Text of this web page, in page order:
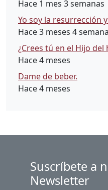
Hace 1 mes 3 semanas
Yo soy la resurrección
Hace 3 meses 4
¿Crees tú en el Hijo del
Hace 4 meses
Dame de beber.
Hace 4 meses
Suscríbete a
Newsletter